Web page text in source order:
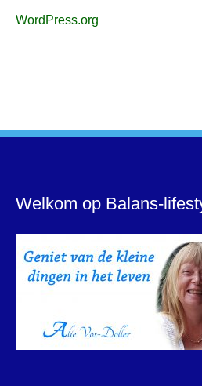
WordPress.org
Welkom op Balans-